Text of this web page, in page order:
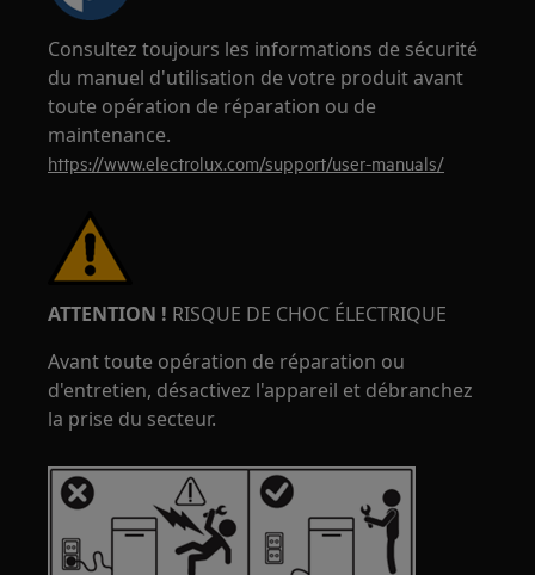
Consultez toujours les informations de sécurité
du manuel d'utilisation de votre produit avant
toute opération de réparation ou de
maintenance.
https://www.electrolux.com/support/user-manuals/
ATTENTION ! RISQUE DE CHOC ÉLECTRIQUE
Avant toute opération de réparation ou
d'entretien, désactivez l'appareil et débranchez
la prise du secteur.